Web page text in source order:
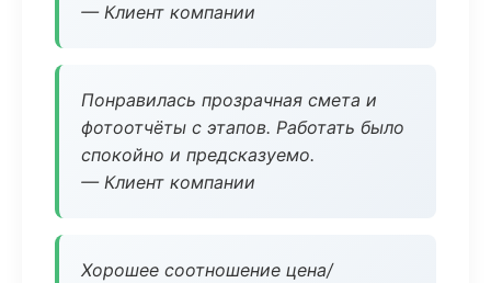
— Клиент компании
Понравилась прозрачная смета и
фотоотчёты с этапов. Работать было
спокойно и предсказуемо.
— Клиент компании
Хорошее соотношение цена/